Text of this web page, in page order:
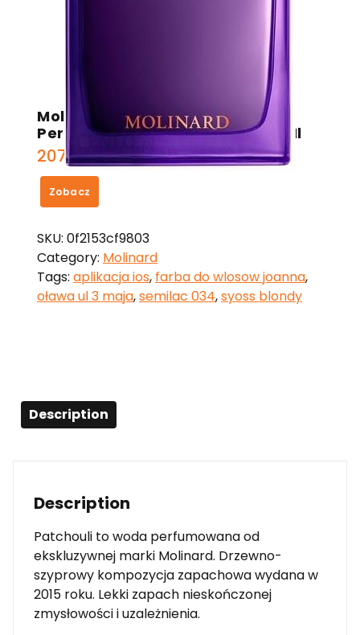
Molinard Patchouli Woda
Perfumowana Spray Tester 75Ml
207,00zł
Zobacz
SKU: 0f2153cf9803
Category: Molinard
Tags: aplikacja ios, farba do wlosow joanna,
oława ul 3 maja,semilac 034,syoss blondy
Description
Description
Patchouli to woda perfumowana od
ekskluzywnej marki Molinard. Drzewno-
szyprowy kompozycja zapachowa wydana w
2015 roku. Lekki zapach nieskończonej
zmysłowości i uzależnienia.